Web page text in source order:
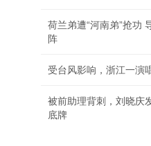
荷兰弟遭“河南弟”抢功
阵
受台风影响，浙江一演
被前助理背刺，刘晓庆
底牌